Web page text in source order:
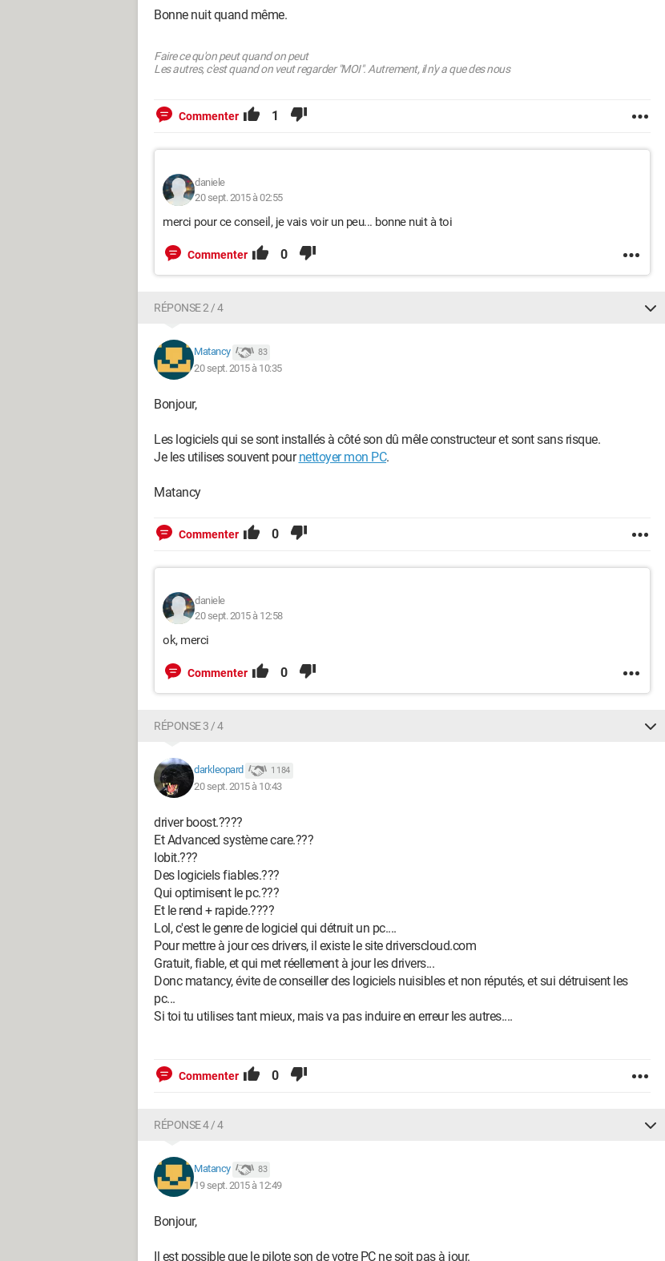
Bonne nuit quand même.
Faire ce qu'on peut quand on peut
Les autres, c'est quand on veut regarder "MOI". Autrement, il n'y a que des nous
Commenter 1
daniele
20 sept. 2015 à 02:55
merci pour ce conseil, je vais voir un peu... bonne nuit à toi
Commenter 0
RÉPONSE 2 / 4
Matancy 83
20 sept. 2015 à 10:35
Bonjour,
Les logiciels qui se sont installés à côté son dû mêle constructeur et sont sans risque.
Je les utilises souvent pournettoyer mon PC.
Matancy
Commenter 0
daniele
20 sept. 2015 à 12:58
ok, merci
Commenter 0
RÉPONSE 3 / 4
darkleopard 1 184
20 sept. 2015 à 10:43
driver boost.????
Et Advanced système care.???
Iobit.???
Des logiciels fiables.???
Qui optimisent le pc.???
Et le rend + rapide.????
Lol, c'est le genre de logiciel qui détruit un pc....
Pour mettre à jour ces drivers, il existe le site driverscloud.com
Gratuit, fiable, et qui met réellement à jour les drivers...
Donc matancy, évite de conseiller des logiciels nuisibles et non réputés, et sui détruisent les
pc...
Si toi tu utilises tant mieux, mais va pas induire en erreur les autres....
Commenter 0
RÉPONSE 4 / 4
Matancy 83
19 sept. 2015 à 12:49
Bonjour,
Il est possible que le pilote son de votre PC ne soit pas à jour.